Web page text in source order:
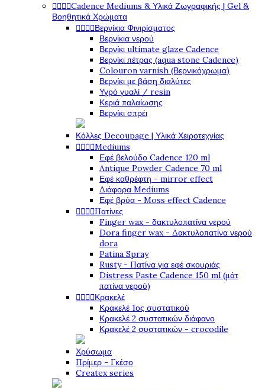
Cadence Mediums & Υλικά Ζωγραφικής | Gel &
Βοηθητικά Χρώματα
Βερνίκια Φινιρίσματος
Βερνίκια νερού
Βερνίκι ultimate glaze Cadence
Βερνίκι πέτρας (aqua stone Cadence)
Colouron varnish (Βερνικόχρωμα)
Βερνίκι με βάση διαλύτες
Υγρό γυαλί / resin
Κεριά παλαίωσης
Βερνίκι σπρέι
Κόλλες Decoupage | Υλικά Χειροτεχνίας
Mediums
Εφέ βελούδο Cadence 120 ml
Antique Powder Cadence 70 ml
Εφέ καθρέφτη - mirror effect
Διάφορα Mediums
Εφέ βρύα - Moss effect Cadence
Πατίνες
Finger wax - δακτυλοπατίνα νερού
Dora finger wax - Δακτυλοπατίνα νερού
dora
Patina Spray
Rusty - Πατίνα για εφέ σκουριάς
Distress Paste Cadence 150 ml (μάτ
πατίνα νερού)
Κρακελέ
Κρακελέ 1ος συστατικού
Κρακελέ 2 συστατικών διάφανο
Κρακελέ 2 συστατικών - crocodile
Χρύσωμα
Πρίμερ - Γκέσο
Createx series